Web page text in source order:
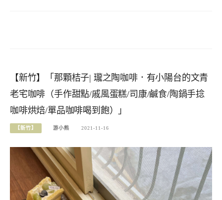
【新竹】「那顆桔子| 瓏之陶咖啡．有小陽台的文青
老宅咖啡（手作甜點/戚風蛋糕/司康/鹹食/陶鍋手捻
咖啡烘焙/單品咖啡喝到飽）」
【新竹】 游小熊 2021-11-16